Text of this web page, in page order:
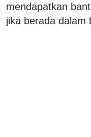
mendapatkan
jika berada dalam